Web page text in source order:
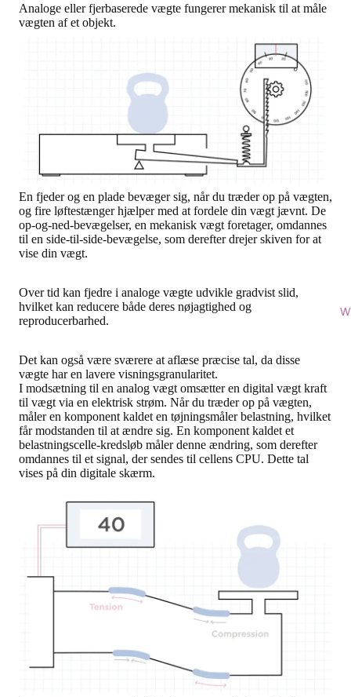
Analoge eller fjerbaserede vægte fungerer mekanisk til at måle
vægten af et objekt.
En fjeder og en plade bevæger sig, når du træder op på vægten,
og fire løftestænger hjælper med at fordele din vægt jævnt. De
op-og-ned-bevægelser, en mekanisk vægt foretager, omdannes
til en side-til-side-bevægelse, som derefter drejer skiven for at
vise din vægt.
Over tid kan fjedre i analoge vægte udvikle gradvist slid,
hvilket kan reducere både deres nøjagtighed og
reproducerbarhed.
Det kan også være sværere at aflæse præcise tal, da disse
vægte har en lavere visningsgranularitet.
I modsætning til en analog vægt omsætter en digital vægt kraft
til vægt via en elektrisk strøm. Når du træder op på vægten,
måler en komponent kaldet en tøjningsmåler belastning, hvilket
får modstanden til at ændre sig. En komponent kaldet et
belastningscelle-kredsløb måler denne ændring, som derefter
omdannes til et signal, der sendes til cellens CPU. Dette tal
vises på din digitale skærm.